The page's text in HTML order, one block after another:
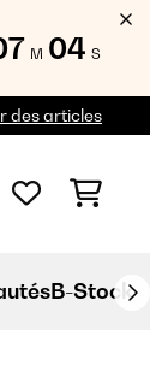
M 02 S
des articles
B-Stock